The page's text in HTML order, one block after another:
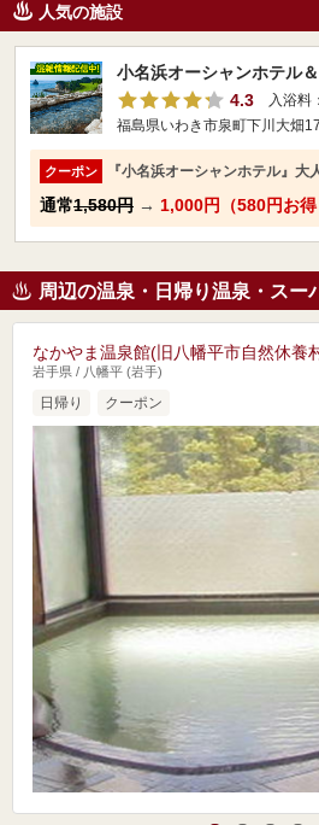
人気の施設
小名浜オーシャンホテル
4.3
入浴料：
福島県いわき市泉町下川大畑17
クーポン 『小名浜オーシャンホテル』大
通常1,580円 → 1,000円（580円お得
周辺の温泉・日帰り温泉・スー
なかやま温泉館(旧八幡平市自然休
岩手県 / 八幡平 (岩手)
日帰り クーポン